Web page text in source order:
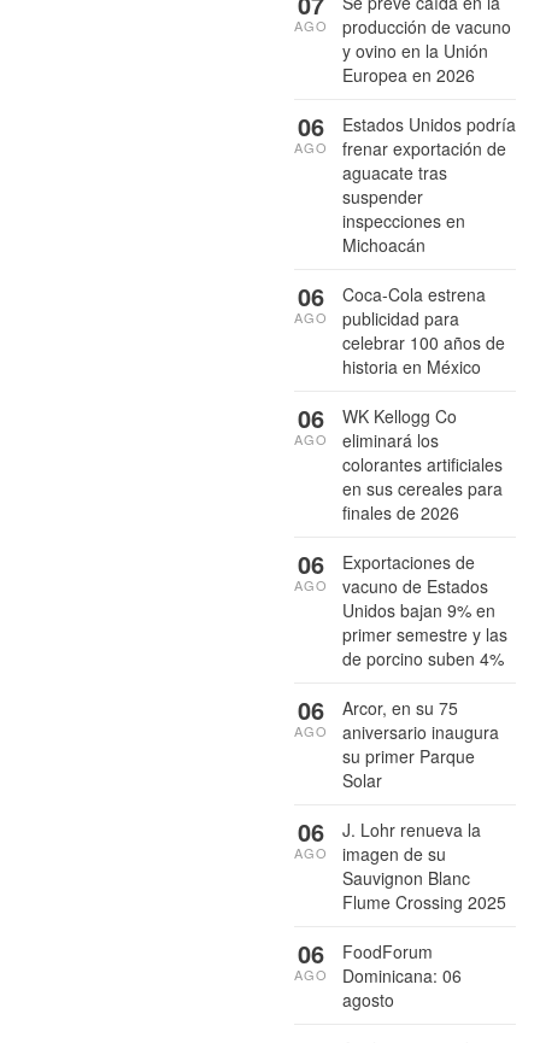
producción de vacuno
y ovino en la Unión
Europea en 2026
AGO
Estados Unidos podría
frenar exportación de
aguacate tras
suspender
inspecciones en
Michoacán
06
AGO
Coca-Cola estrena
publicidad para
celebrar 100 años de
historia en México
06
AGO
WK Kellogg Co
eliminará los
colorantes artificiales
en sus cereales para
finales de 2026
06
AGO
Exportaciones de
vacuno de Estados
Unidos bajan 9% en
primer semestre y las
de porcino suben 4%
06
AGO
Arcor, en su 75
aniversario inaugura
su primer Parque
Solar
06
AGO
J. Lohr renueva la
imagen de su
Sauvignon Blanc
Flume Crossing 2025
06
AGO
FoodForum
Dominicana: 06
agosto
06
AGO